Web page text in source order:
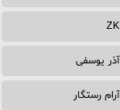
ZK
آذر یوسفی
آرام رستگار